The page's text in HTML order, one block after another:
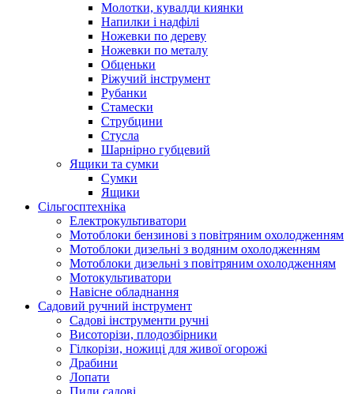
Молотки, кувалди киянки
Напилки і надфілі
Ножевки по дереву
Ножевки по металу
Обценьки
Ріжучий інструмент
Рубанки
Стамески
Струбцини
Стусла
Шарнірно губцевий
Ящики та сумки
Сумки
Ящики
Сільгосптехніка
Електрокультиватори
Мотоблоки бензинові з повітряним охолодженням
Мотоблоки дизельні з водяним охолодженням
Мотоблоки дизельні з повітряним охолодженням
Мотокультиватори
Навісне обладнання
Садовий ручний інструмент
Cадові інструменти ручні
Висоторізи, плодозбірники
Гілкорізи, ножиці для живої огорожі
Драбини
Лопати
Пили садові